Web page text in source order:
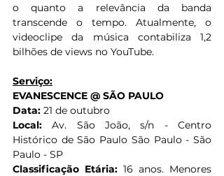
o quanto a relevância da banda
transcende o tempo. Atualmente, o
videoclipe da música contabiliza 1,2
bilhões de views no YouTube.
Serviço:
EVANESCENCE @ SÃO PAULO
Data: 21 de outubro
Local: Av. São João, s/n - Centro
Histórico de São Paulo São Paulo - São
Paulo - SP
Classificação Etária: 16 anos. Menores